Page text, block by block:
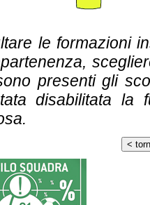
le formazioni
presenti gli
disabilitata la